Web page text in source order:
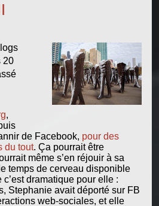
20
,
de Facebook, pour des
du tout. Ça pourrait être
même s’en réjouir à sa
temps de cerveau disponible
dramatique pour elle :
Stephanie avait déporté sur FB
web-sociales, et elle